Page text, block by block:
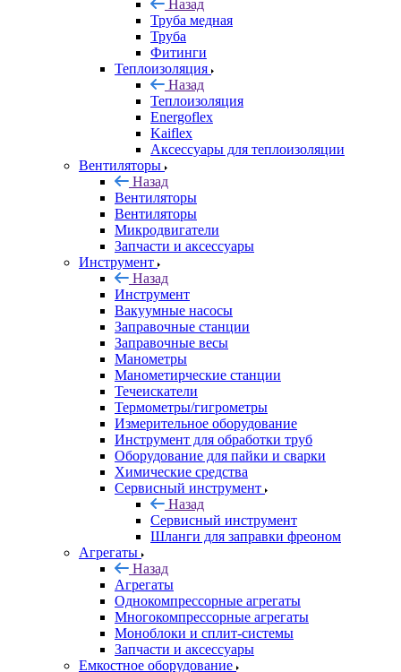
Назад
Труба медная
Труба
Фитинги
Теплоизоляция
Назад
Теплоизоляция
Energoflex
Kaiflex
Аксессуары для теплоизоляции
Вентиляторы
Назад
Вентиляторы
Вентиляторы
Микродвигатели
Запчасти и аксессуары
Инструмент
Назад
Инструмент
Вакуумные насосы
Заправочные станции
Заправочные весы
Манометры
Манометирческие станции
Течеискатели
Термометры/гигрометры
Измерительное оборудование
Инструмент для обработки труб
Оборудование для пайки и сварки
Химические средства
Сервисный инструмент
Назад
Сервисный инструмент
Шланги для заправки фреоном
Агрегаты
Назад
Агрегаты
Однокомпрессорные агрегаты
Многокомпрессорные агрегаты
Моноблоки и сплит-системы
Запчасти и аксессуары
Емкостное оборудование